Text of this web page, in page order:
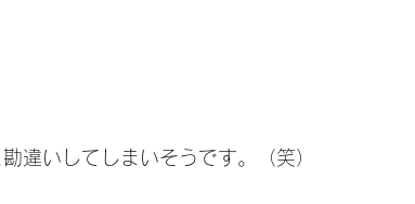
違いしてしまいそうです。（笑）